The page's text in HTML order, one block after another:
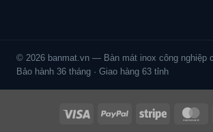
© 2026 banmat.vn — Bàn mát inox công nghiệp
Bảo hành 36 tháng · Giao hàng 63 tỉnh
Visa PayPal Stripe